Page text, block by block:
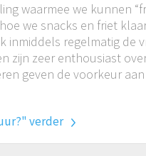
waarmee we kunnen
we snacks en friet
inmiddels regelmatig de
zijn zeer enthousiast
geven de voorkeur
verder